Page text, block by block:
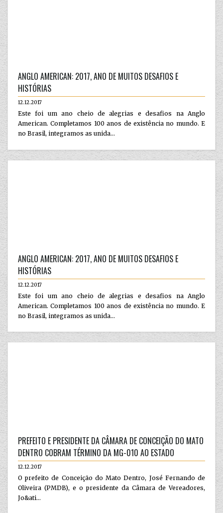
ANGLO AMERICAN: 2017, ANO DE MUITOS DESAFIOS E
HISTÓRIAS
12.12.2017
Este foi um ano cheio de alegrias e desafios na Anglo
American. Completamos 100 anos de existência no mundo. E
no Brasil, integramos as unida...
ANGLO AMERICAN: 2017, ANO DE MUITOS DESAFIOS E
HISTÓRIAS
12.12.2017
Este foi um ano cheio de alegrias e desafios na Anglo
American. Completamos 100 anos de existência no mundo. E
no Brasil, integramos as unida...
PREFEITO E PRESIDENTE DA CÂMARA DE CONCEIÇÃO DO MATO
DENTRO COBRAM TÉRMINO DA MG-010 AO ESTADO
12.12.2017
O prefeito de Conceição do Mato Dentro, José Fernando de
Oliveira (PMDB), e o presidente da Câmara de Vereadores,
Jo&ati...